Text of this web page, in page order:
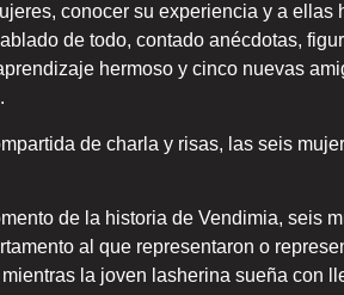
conocer su experiencia y a ellas
de todo, contado anécdotas,
hermoso y cinco nuevas
de charla y risas, las seis
de la historia de Vendimia, seis
al que representaron o
la joven lasherina sueña con